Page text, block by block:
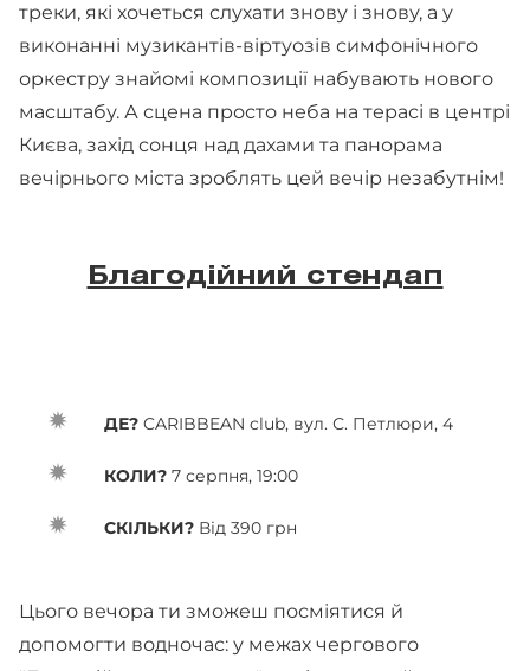
треки, які хочеться слухати знову і знову, а у
виконанні музикантів-віртуозів симфонічного
оркестру знайомі композиції набувають нового
масштабу. А сцена просто неба на терасі в центрі
Києва, захід сонця над дахами та панорама
вечірнього міста зроблять цей вечір незабутнім!
Благодійний стендап
ДЕ? CARIBBEAN club, вул. С. Петлюри, 4
КОЛИ? 7 серпня, 19:00
СКІЛЬКИ? Від 390 грн
Цього вечора ти зможеш посміятися й
допомогти водночас: у межах чергового